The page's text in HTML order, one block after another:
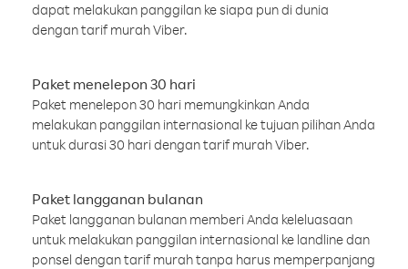
dapat melakukan panggilan ke siapa pun di dunia
dengan tarif murah Viber.
Paket menelepon 30 hari
Paket menelepon 30 hari memungkinkan Anda
melakukan panggilan internasional ke tujuan pilihan Anda
untuk durasi 30 hari dengan tarif murah Viber.
Paket langganan bulanan
Paket langganan bulanan memberi Anda keleluasaan
untuk melakukan panggilan internasional ke landline dan
ponsel dengan tarif murah tanpa harus memperpanjang